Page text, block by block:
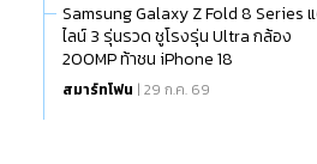
Samsung Galaxy Z Fold 8 Series
ไลน์ 3 รุ่นรวด ชูโรงรุ่น Ultra กล้อง
200MP ท้าชน iPhone 18
สมาร์ทโฟน | 29 ก.ค. 69